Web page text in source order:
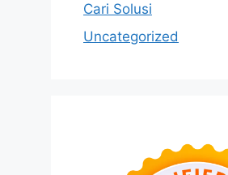
Cari Solusi
Uncategorized